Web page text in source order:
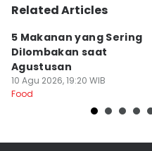
Related Articles
5 Makanan yang Sering
Dilombakan saat
Agustusan
10 Agu 2026, 19:20 WIB
Food